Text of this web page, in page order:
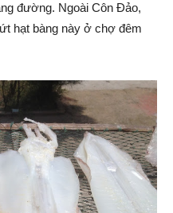
đường. Ngoài Côn Đảo,
hạt bàng này ở chợ đêm